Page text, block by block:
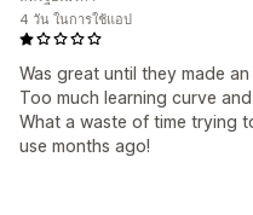
Was great until they made
Too much learning curve
What a waste of time trying
use months ago!
4 วัน ในการใช้แอป